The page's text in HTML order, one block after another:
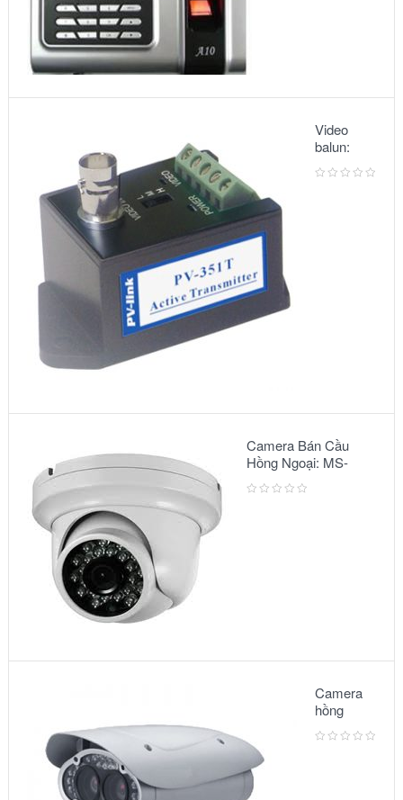
Video
balun:
METSUKI
MS-351T
Camera Bán Cầu
Hồng Ngoại: MS-
2303 IR
Camera
hồng
ngoại:
Model –